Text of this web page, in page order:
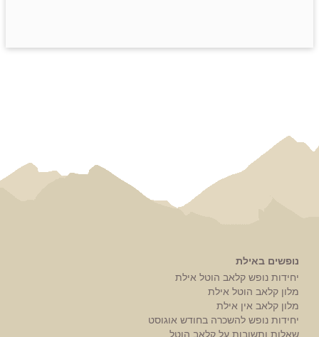
נופשים באילת
יחידות נופש קלאב הוטל אילת
מלון קלאב הוטל אילת
מלון קלאב אין אילת
יחידות נופש להשכרה בחודש אוגוסט
שאלות ותשובות על קלאב הוטל